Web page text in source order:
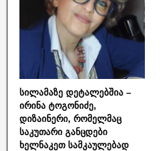
სილამაზე დეტალებშია –
ირინა ტოგონიძე,
დიზაინერი, რომელმაც
საკუთარი განცდები
ხელნაკეთ სამკაულებად